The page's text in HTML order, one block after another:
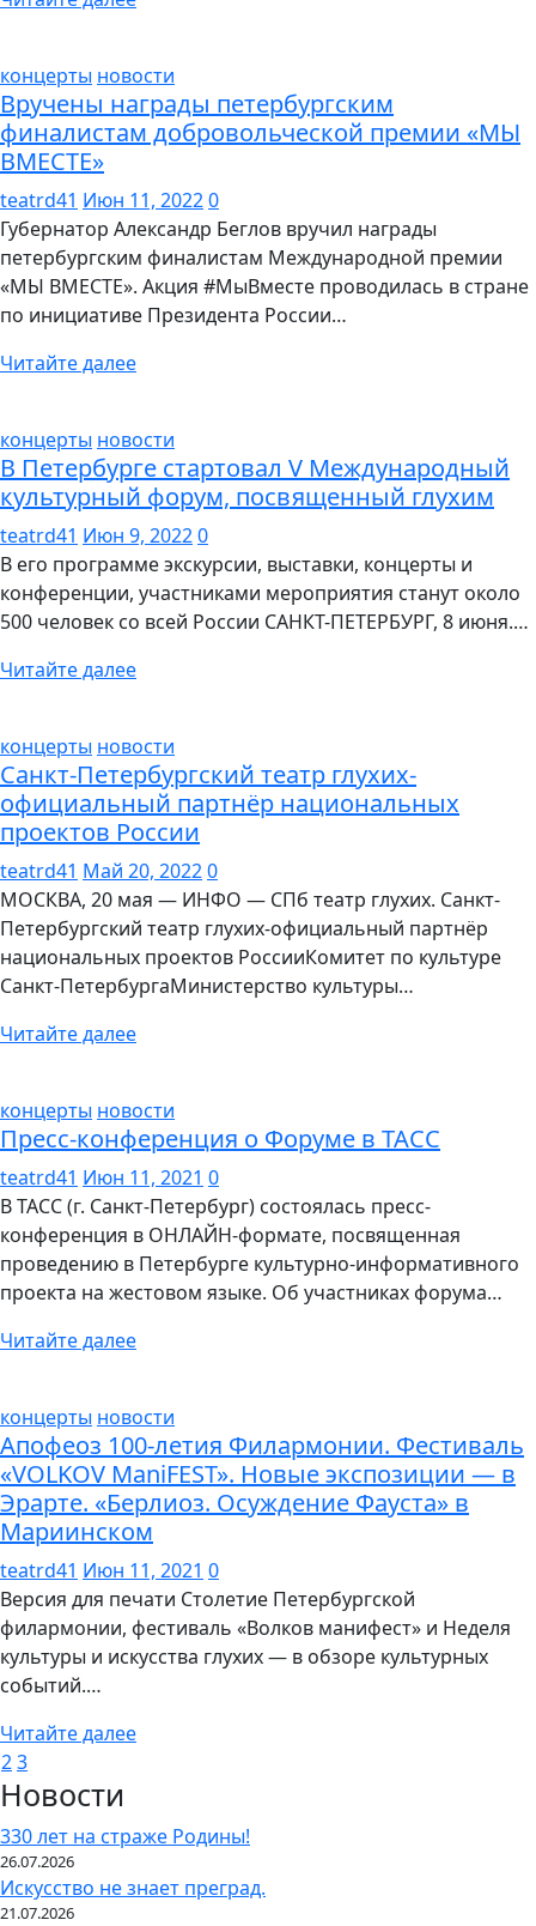
концерты новости
Вручены награды петербургским
финалистам добровольческой премии «МЫ
ВМЕСТЕ»
teatrd41 Июн 11, 20220
Губернатор Александр Беглов вручил награды
петербургским финалистам Международной премии
«МЫ ВМЕСТЕ». Акция #МыВместе проводилась в стране
по инициативе Президента России…
Читайте далее
концерты новости
В Петербурге стартовал V Международный
культурный форум, посвященный глухим
teatrd41 Июн 9, 20220
В его программе экскурсии, выставки, концерты и
конференции, участниками мероприятия станут около
500 человек со всей России САНКТ-ПЕТЕРБУРГ, 8 июня.…
Читайте далее
концерты новости
Санкт-Петербургский театр глухих-
официальный партнёр национальных
проектов России
teatrd41 Май 20, 20220
МОСКВА, 20 мая — ИНФО — СПб театр глухих. Санкт-
Петербургский театр глухих-официальный партнёр
национальных проектов РоссииКомитет по культуре
Санкт-ПетербургаМинистерство культуры…
Читайте далее
концерты новости
Пресс-конференция о Форуме в ТАСС
teatrd41 Июн 11, 2021 0
В ТАСС (г. Санкт-Петербург) состоялась пресс-
конференция в ОНЛАЙН-формате, посвященная
проведению в Петербурге культурно-информативного
проекта на жестовом языке. Об участниках форума…
Читайте далее
концерты новости
Апофеоз 100-летия Филармонии. Фестиваль
«VOLKOV ManiFEST». Новые экспозиции — в
Эрарте. «Берлиоз. Осуждение Фауста» в
Мариинском
teatrd41 Июн 11, 2021 0
Версия для печати Столетие Петербургской
филармонии, фестиваль «Волков манифест» и Неделя
культуры и искусства глухих — в обзоре культурных
событий.…
Читайте далее
23
Новости
330 лет на страже Родины!
26.07.2026
Искусство не знает преград.
21.07.2026